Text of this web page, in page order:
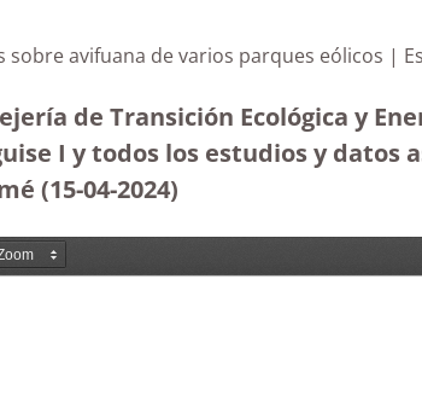
sobre avifuana de varios
de Transición Ecológica y
I y todos los estudios y datos
(15-04-2024)